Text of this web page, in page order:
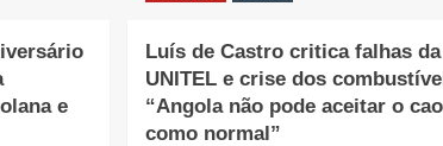
e
Luís de Castro critica falhas da
UNITEL e crise dos
“Angola não pode aceitar o
como normal”